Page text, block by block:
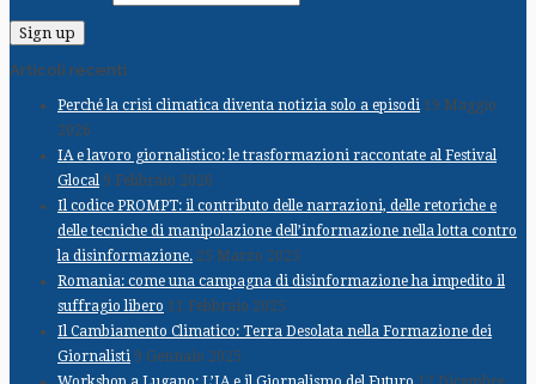
Articoli recenti
Perché la crisi climatica diventa notizia solo a episodi 19 Maggio
2026
IA e lavoro giornalistico: le trasformazioni raccontate al Festival
Glocal 9 Febbraio 2026
Il codice PROMPT: il contributo delle narrazioni, delle retoriche e
delle tecniche di manipolazione dell’informazione nella lotta contro
la disinformazione. 25 Marzo 2025
Romania: come una campagna di disinformazione ha impedito il
suffragio libero 11 Febbraio 2025
Il Cambiamento Climatico: Terra Desolata nella Formazione dei
Giornalisti 9 Gennaio 2025